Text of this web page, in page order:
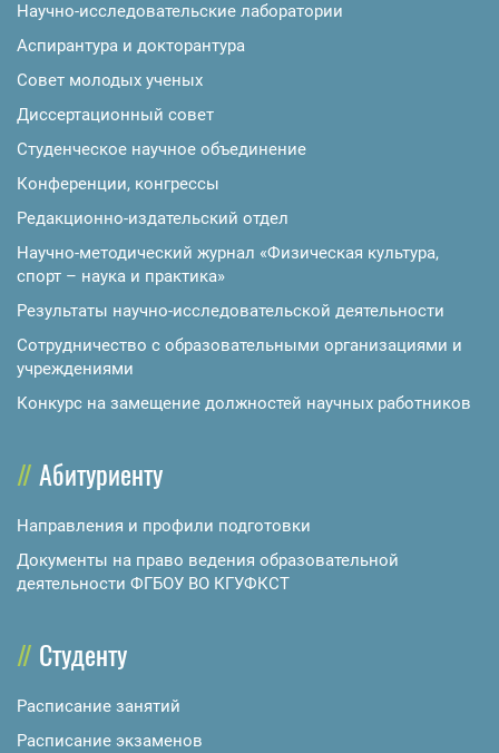
Научно-исследовательские лаборатории
Аспирантура и докторантура
Совет молодых ученых
Диссертационный совет
Студенческое научное объединение
Конференции, конгрессы
Редакционно-издательский отдел
Научно-методический журнал «Физическая культура,
спорт – наука и практика»
Результаты научно-исследовательской деятельности
Сотрудничество с образовательными организациями и
учреждениями
Конкурс на замещение должностей научных работников
Абитуриенту
Направления и профили подготовки
Документы на право ведения образовательной
деятельности ФГБОУ ВО КГУФКСТ
Студенту
Расписание занятий
Расписание экзаменов